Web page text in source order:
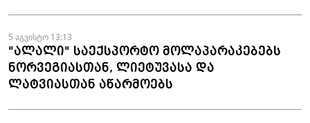
5 აგვისტო 13:13
"ალალი" საექსპორტო მოლაპარაკებებს
ნორვეგიასთან, ლიეტუვასა და
ლატვიასთან აწარმოებს